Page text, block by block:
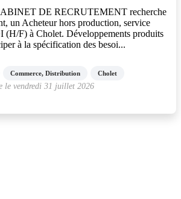
DE RECRUTEMENT recherche
un Acheteur hors production, service
(H/F) à Cholet. Développements produits
à la spécification des besoi...
Commerce, Distribution Cholet
le vendredi 31 juillet 2026